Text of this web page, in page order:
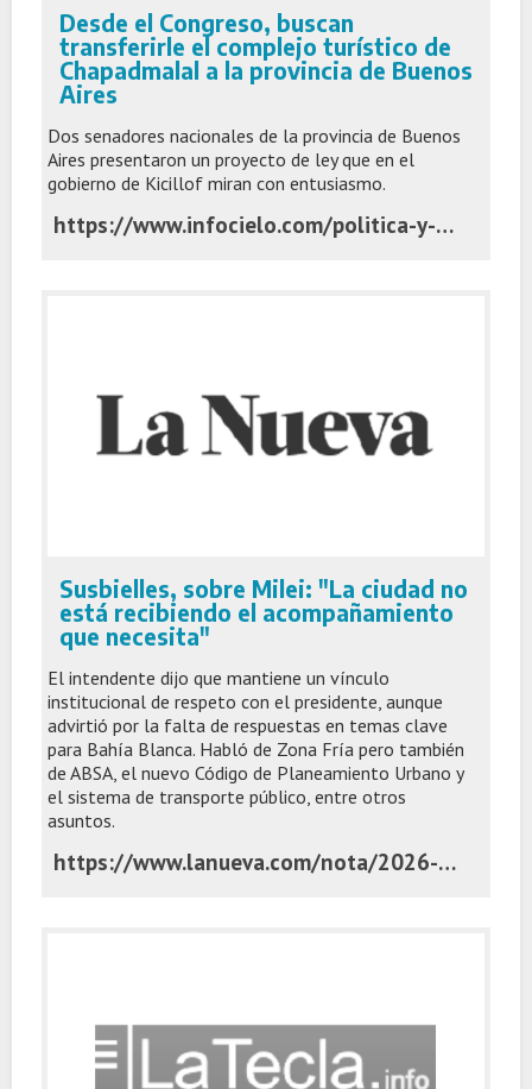
Desde el Congreso, buscan
transferirle el complejo turístico de
Chapadmalal a la provincia de Buenos
Aires
Dos senadores nacionales de la provincia de Buenos
Aires presentaron un proyecto de ley que en el
gobierno de Kicillof miran con entusiasmo.
https://www.infocielo.com/politica-y-economia/desde-el-congreso-buscan-transferirle-el-complejo-turistico-de-chapadmalal-a-la-provincia-de-buenos-aires
Susbielles, sobre Milei: "La ciudad no
está recibiendo el acompañamiento
que necesita"
El intendente dijo que mantiene un vínculo
institucional de respeto con el presidente, aunque
advirtió por la falta de respuestas en temas clave
para Bahía Blanca. Habló de Zona Fría pero también
de ABSA, el nuevo Código de Planeamiento Urbano y
el sistema de transporte público, entre otros
asuntos.
https://www.lanueva.com/nota/2026-6-1-12-29-0-susbielles-sobre-milei-la-ciudad-no-esta-recibiendo-el-acompanamiento-que-necesita